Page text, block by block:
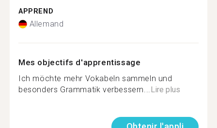
APPREND
Allemand
Mes objectifs d'apprentissage
Ich möchte mehr Vokabeln sammeln und
besonders Grammatik verbessern...Lire plus